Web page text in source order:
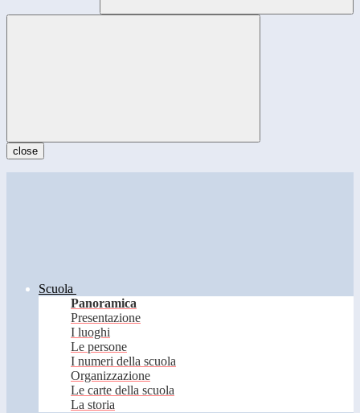
close
Scuola
Panoramica
Presentazione
I luoghi
Le persone
I numeri della scuola
Organizzazione
Le carte della scuola
La storia